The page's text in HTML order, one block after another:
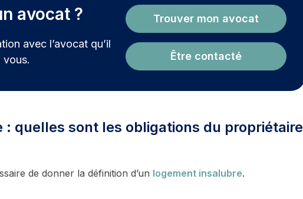
avocat ?
avec l’avocat qu’il
vous.
Trouver mon avocat
Être contacté
: quelles sont les obligations du propriétaire
de donner la définition d’un logement insalubre.